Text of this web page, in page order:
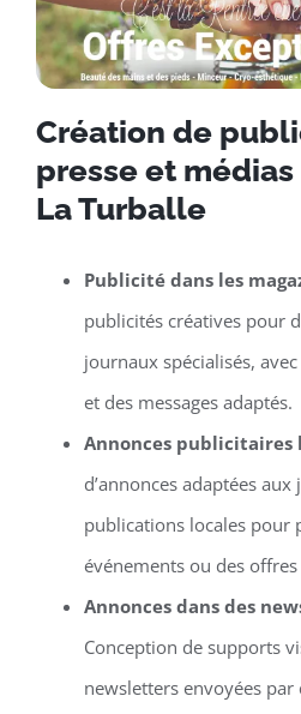
Création de
presse et
La Turballe
Publicité dans les
publicités créatives pour
journaux spécialisés,
et des messages adaptés.
Annonces publicitaires
d’annonces adaptées
publications locales pour
événements ou des offres
Annonces dans des
Conception de supports
newsletters envoyées